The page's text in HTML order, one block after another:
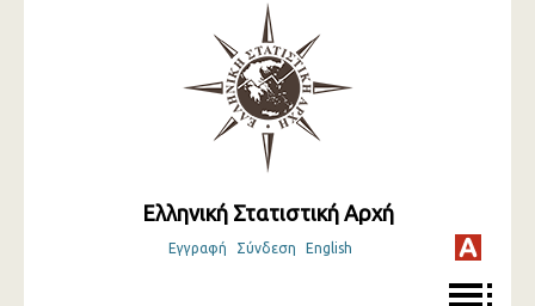
Ελληνική Στατιστική Αρχή
Εγγραφή Σύνδεση English